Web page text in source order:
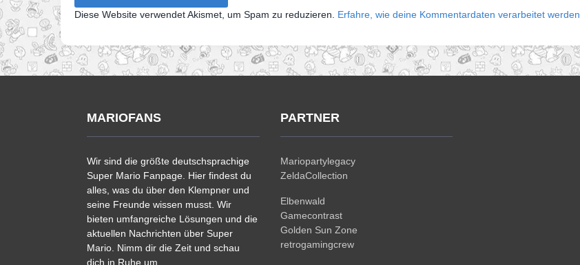
Diese Website verwendet Akismet, um Spam zu reduzieren. Erfahre, wie deine Kommentardaten verarbeitet werden.
MARIOFANS
Wir sind die größte deutschsprachige
Super Mario Fanpage. Hier findest du
alles, was du über den Klempner und
seine Freunde wissen musst. Wir
bieten umfangreiche Lösungen und die
aktuellen Nachrichten über Super
Mario. Nimm dir die Zeit und schau
dich in Ruhe um.
PARTNER
Mariopartylegacy
ZeldaCollection
Elbenwald
Gamecontrast
Golden Sun Zone
retrogamingcrew